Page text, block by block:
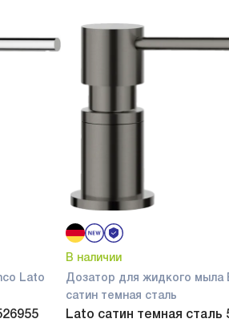
Lato
В наличии
Дозатор для жидкого мыла
сатин темная сталь
Lato сатин темная сталь